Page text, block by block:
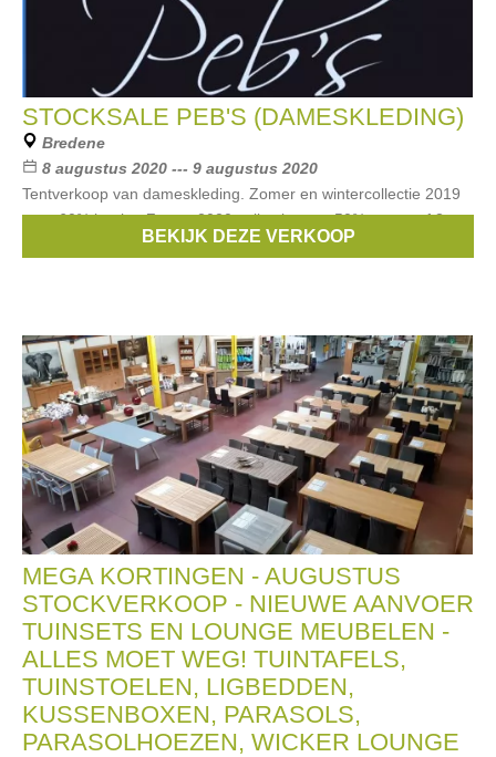
STOCKSALE PEB'S (DAMESKLEDING)
Bredene
8 augustus 2020 --- 9 augustus 2020
Tentverkoop van dameskleding. Zomer en wintercollectie 2019
aan -60% korting Zomer 2020 collectie aan -50% en vanaf 3
BEKIJK DEZE VERKOOP
MEGA KORTINGEN - AUGUSTUS
STOCKVERKOOP - NIEUWE AANVOER
TUINSETS EN LOUNGE MEUBELEN -
ALLES MOET WEG! TUINTAFELS,
TUINSTOELEN, LIGBEDDEN,
KUSSENBOXEN, PARASOLS,
PARASOLHOEZEN, WICKER LOUNGE